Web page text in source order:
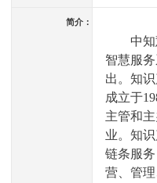
简介：
中
智慧服
出。知
成立于
主管和
业。知
链条服
营、管理